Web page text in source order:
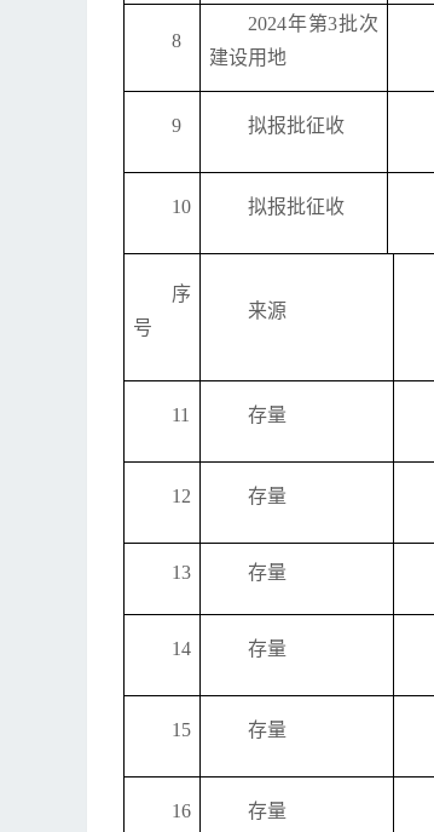
8
2024年第3批次
建设用地
9 拟报批征收
10 拟报批征收
序
号
来源
11 存量
12 存量
13 存量
14 存量
15 存量
16 存量